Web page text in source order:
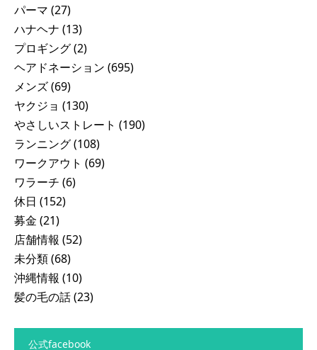
パーマ (27)
ハナヘナ (13)
プロギング(2)
ヘアドネーション (695)
メンズ(69)
ヤクジョ (130)
やさしいストレート (190)
ランニング(108)
ワークアウト (69)
ワラーチ (6)
休日 (152)
募金 (21)
店舗情報 (52)
未分類(68)
沖縄情報 (10)
髪の毛の話(23)
公式facebook